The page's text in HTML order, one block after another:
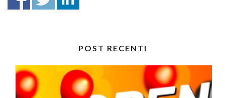
POST RECENTI